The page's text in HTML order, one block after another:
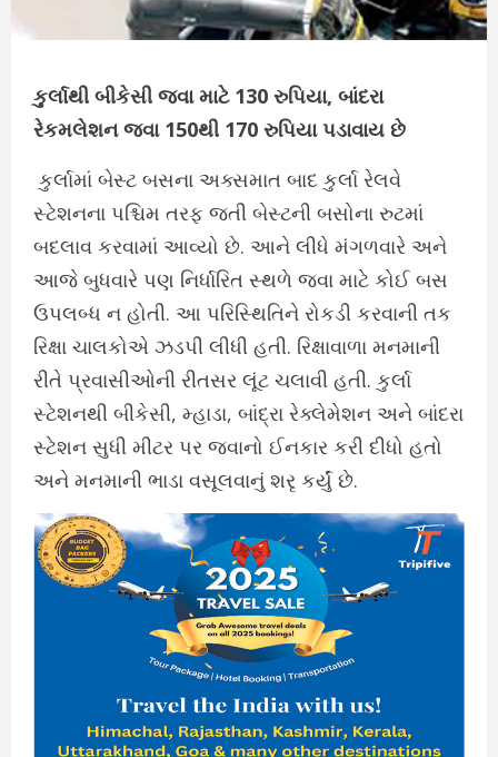
કુર્લાથી બીકેસી જવા માટે 130 રુપિયા, બાંદરા
રેકમલેશન જવા 150થી 170 રુપિયા પડાવાય છે
કુર્લામાં બેસ્ટ બસના અક્સમાત બાદ કુર્લા રેલવે
સ્ટેશનના પશ્ચિમ તરફ જતી બેસ્ટની બસોના રુટમાં
બદલાવ કરવામાં આવ્યો છે. આને લીધે મંગળવારે અને
આજે બુધવારે પણ નિર્ધારિત સ્થળે જવા માટે કોઈ બસ
ઉપલબ્ધ ન હોતી. આ પરિસ્થિતિને રોકડી કરવાની તક
રિક્ષા ચાલકોએ ઝડપી લીધી હતી. રિક્ષાવાળા મનમાની
રીતે પ્રવાસીઓની રીતસર લૂંટ ચલાવી હતી. કુર્લા
સ્ટેશનથી બીકેસી, મ્હાડા, બાંદ્રા રેક્લેમેશન અને બાંદરા
સ્ટેશન સુધી મીટર પર જવાનો ઈનકાર કરી દીધો હતો
અને મનમાની ભાડા વસૂલવાનું શરૃ કર્યું છે.